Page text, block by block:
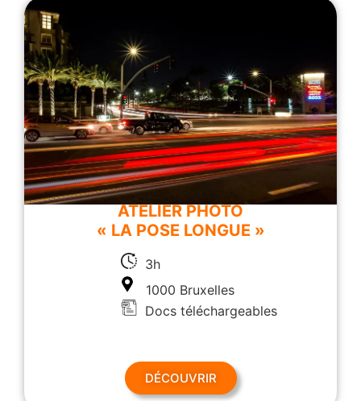
ATELIER PHOTO
« LA POSE LONGUE »
3h
1000 Bruxelles
Docs téléchargeables
DÉCOUVRIR